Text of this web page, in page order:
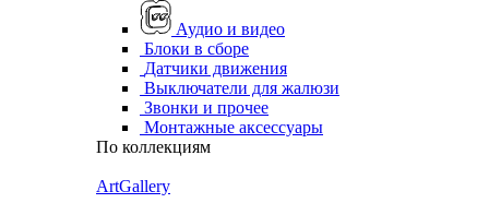
Аудио и видео
Блоки в сборе
Датчики движения
Выключатели для жалюзи
Звонки и прочее
Монтажные аксессуары
По коллекциям
ArtGallery